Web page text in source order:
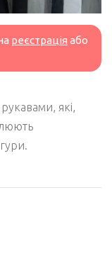
реєстрація або
які,